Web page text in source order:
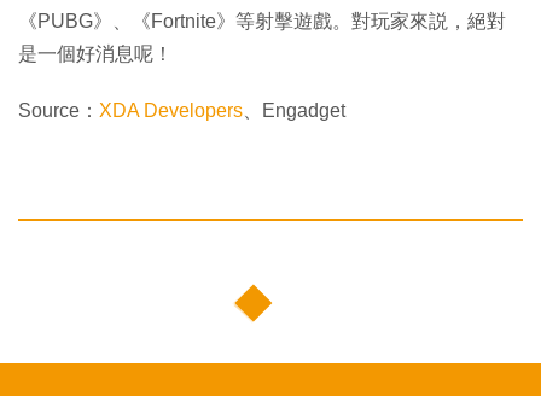
《PUBG》、《Fortnite》等射擊遊戲。對玩家來説，絕對
是一個好消息呢！
Source： XDA Developers 、Engadget